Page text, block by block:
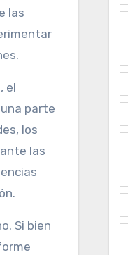
las
el
parte
los
las
Si bien